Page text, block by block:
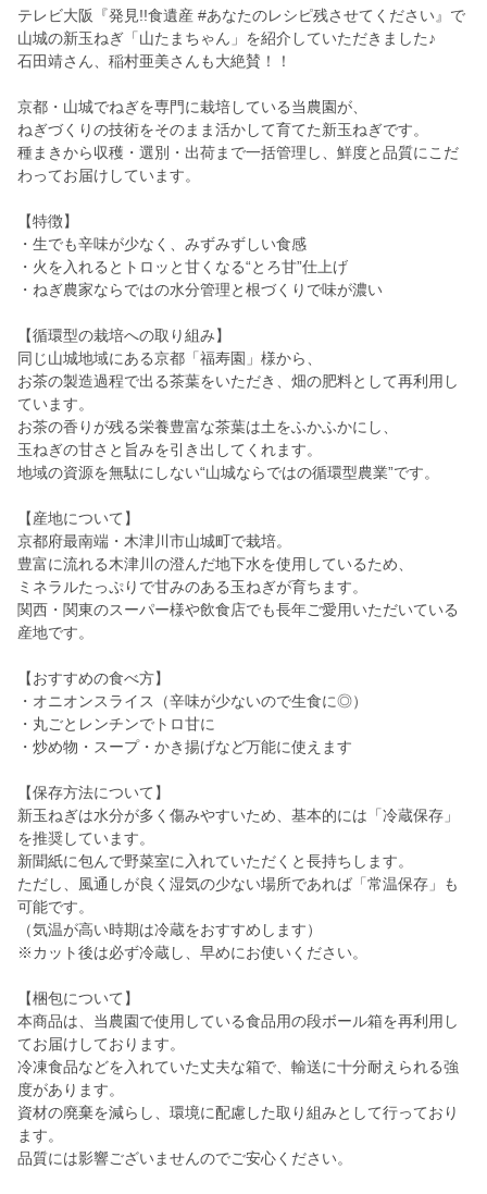
テレビ大阪『発見!!食遺産 #あなたのレシピ残させてください』で
山城の新玉ねぎ「山たまちゃん」を紹介していただきました♪
石田靖さん、稲村亜美さんも大絶賛！！
京都・山城でねぎを専門に栽培している当農園が、
ねぎづくりの技術をそのまま活かして育てた新玉ねぎです。
種まきから収穫・選別・出荷まで一括管理し、鮮度と品質にこだ
わってお届けしています。
【特徴】
・生でも辛味が少なく、みずみずしい食感
・火を入れるとトロッと甘くなる“とろ甘”仕上げ
・ねぎ農家ならではの水分管理と根づくりで味が濃い
【循環型の栽培への取り組み】
同じ山城地域にある京都「福寿園」様から、
お茶の製造過程で出る茶葉をいただき、畑の肥料として再利用し
ています。
お茶の香りが残る栄養豊富な茶葉は土をふかふかにし、
玉ねぎの甘さと旨みを引き出してくれます。
地域の資源を無駄にしない“山城ならではの循環型農業”です。
【産地について】
京都府最南端・木津川市山城町で栽培。
豊富に流れる木津川の澄んだ地下水を使用しているため、
ミネラルたっぷりで甘みのある玉ねぎが育ちます。
関西・関東のスーパー様や飲食店でも長年ご愛用いただいている
産地です。
【おすすめの食べ方】
・オニオンスライス（辛味が少ないので生食に◎）
・丸ごとレンチンでトロ甘に
・炒め物・スープ・かき揚げなど万能に使えます
【保存方法について】
新玉ねぎは水分が多く傷みやすいため、基本的には「冷蔵保存」
を推奨しています。
新聞紙に包んで野菜室に入れていただくと長持ちします。
ただし、風通しが良く湿気の少ない場所であれば「常温保存」も
可能です。
（気温が高い時期は冷蔵をおすすめします）
※カット後は必ず冷蔵し、早めにお使いください。
【梱包について】
本商品は、当農園で使用している食品用の段ボール箱を再利用し
てお届けしております。
冷凍食品などを入れていた丈夫な箱で、輸送に十分耐えられる強
度があります。
資材の廃棄を減らし、環境に配慮した取り組みとして行っており
ます。
品質には影響ございませんのでご安心ください。